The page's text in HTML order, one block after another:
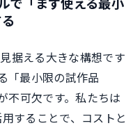
据える大きな構想です
「最小限の試作品
不可欠です。私たちは
することで、コストと